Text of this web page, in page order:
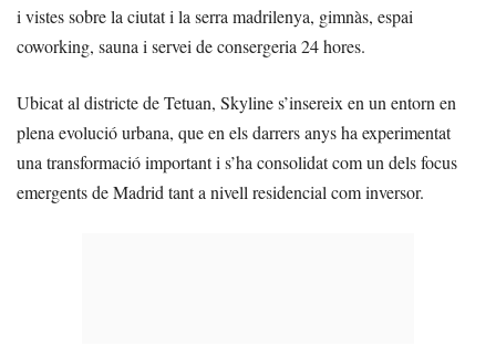
i vistes sobre la ciutat i la serra madrilenya, gimnàs, espai
coworking, sauna i servei de consergeria 24 hores.
Ubicat al districte de Tetuan, Skyline s’insereix en un entorn en
plena evolució urbana, que en els darrers anys ha experimentat
una transformació important i s’ha consolidat com un dels focus
emergents de Madrid tant a nivell residencial com inversor.